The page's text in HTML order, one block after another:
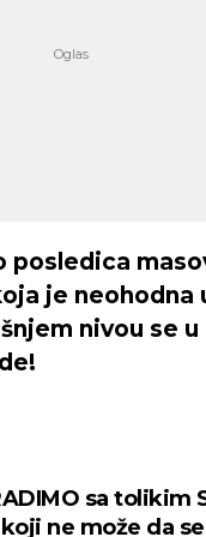
posledica
je neohodna
nivou se
sa tolikim
ne može da
Niš
Vlažnost: